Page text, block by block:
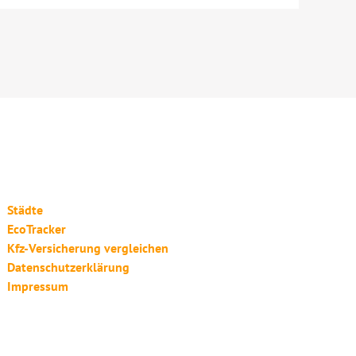
Städte
EcoTracker
Kfz-Versicherung vergleichen
Datenschutzerklärung
Impressum